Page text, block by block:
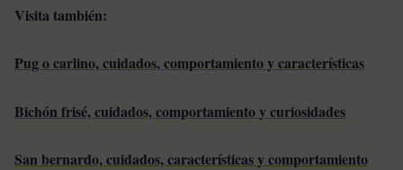
Visita también:
Pug o carlino, cuidados, comportamiento y características
Bichón frisé, cuidados, comportamiento y curiosidades
San bernardo, cuidados, características y comportamiento